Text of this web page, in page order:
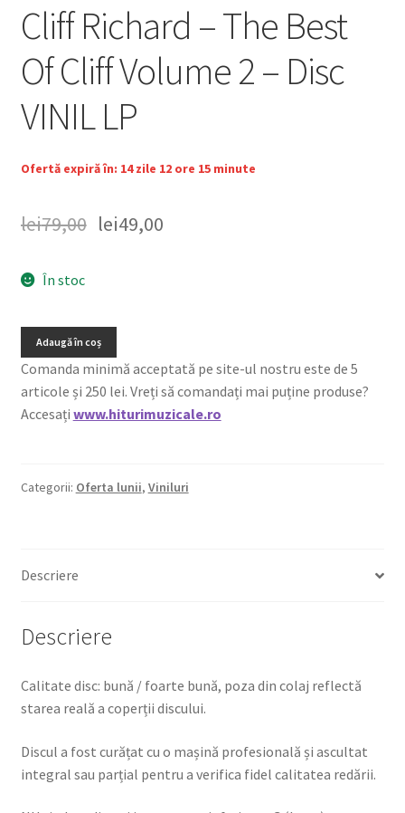
Cliff Richard – The Best
Of Cliff Volume 2 – Disc
VINIL LP
Ofertă expiră în: 14 zile 12 ore 15 minute
lei79,00 lei49,00
În stoc
Adaugă în coș
Comanda minimă acceptată pe site-ul nostru este de 5
articole și 250 lei. Vreți să comandați mai puține produse?
Accesați www.hiturimuzicale.ro
Categorii: Oferta lunii, Viniluri
Descriere
Descriere
Calitate disc: bună / foarte bună, poza din colaj reflectă
starea reală a coperții discului.
Discul a fost curățat cu o mașină profesională și ascultat
integral sau parțial pentru a verifica fidel calitatea redării.